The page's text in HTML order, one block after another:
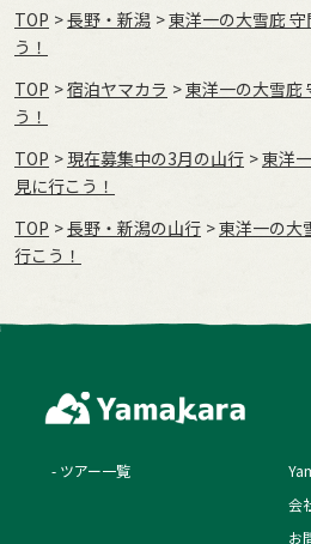
TOP 長野・新潟
東洋一の大雪庇
う！
TOP
宿泊ヤマカラ
東洋一の大雪庇
う！
TOP
現在募集中の3月の山行
東洋
見に行こう！
TOP
長野・新潟の山行
東洋一の大
行こう！
ツアー一覧
会
お